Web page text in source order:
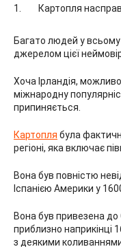
Картопля
Багато людей у
джерелом цієї
Хоча Ірландія,
міжнародну
припиняється.
Картопля була
регіоні, яка включає
Вона був повністю
Іспанією Америки у
Вона був привезена
приблизно наприкінці
з деякими